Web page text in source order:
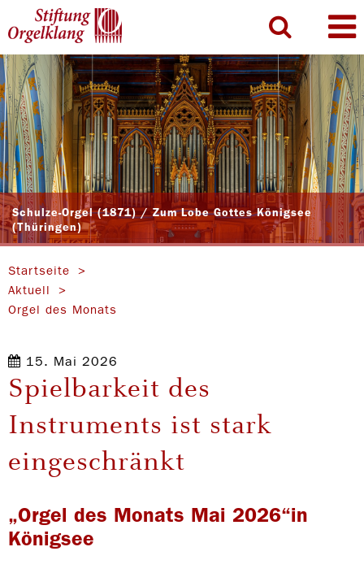
Schulze-Orgel (1871) / Zum Lobe Gottes Königsee
(Thüringen)
Startseite
Aktuell
Orgel des Monats
15. Mai 2026
Spielbarkeit des
Instruments ist stark
eingeschränkt
„Orgel des Monats Mai 2026“in
Königsee